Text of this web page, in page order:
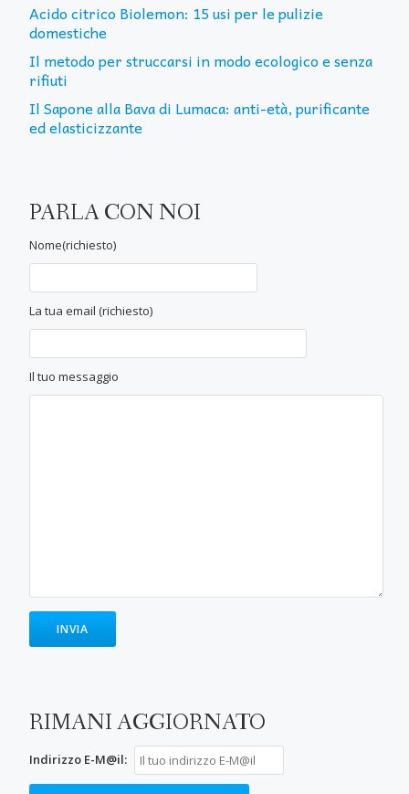
Acido citrico Biolemon: 15 usi per le pulizie
domestiche
Il metodo per struccarsi in modo ecologico e senza
rifiuti
Il Sapone alla Bava di Lumaca: anti-età, purificante
ed elasticizzante
PARLA CON NOI
Nome(richiesto)
La tua email (richiesto)
Il tuo messaggio
RIMANI AGGIORNATO
Indirizzo E-M@il: